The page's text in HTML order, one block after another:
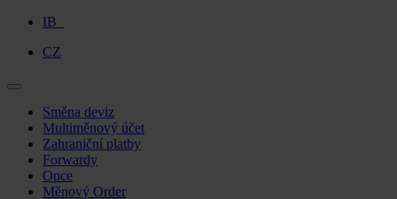
IB
CZ
Skip
content
Směna deviz
Multiměnový účet
Zahraniční platby
Forwardy
Opce
Měnový Order